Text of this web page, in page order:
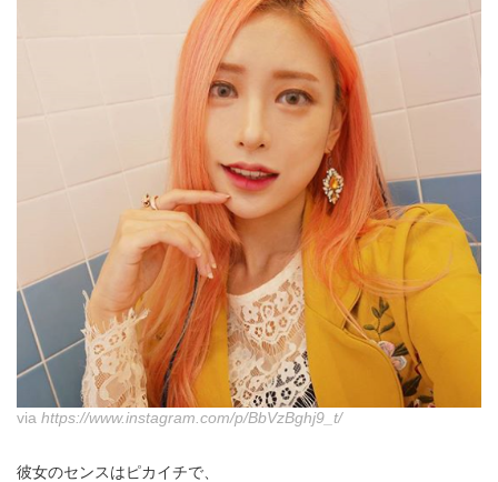
via https://www.instagram.com/p/BbVzBghj9_t/
彼女のセンスはピカイチで、